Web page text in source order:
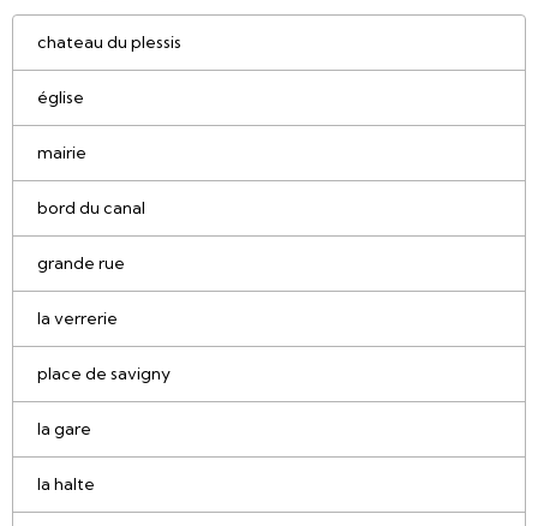
chateau du plessis
église
mairie
bord du canal
grande rue
la verrerie
place de savigny
la gare
la halte